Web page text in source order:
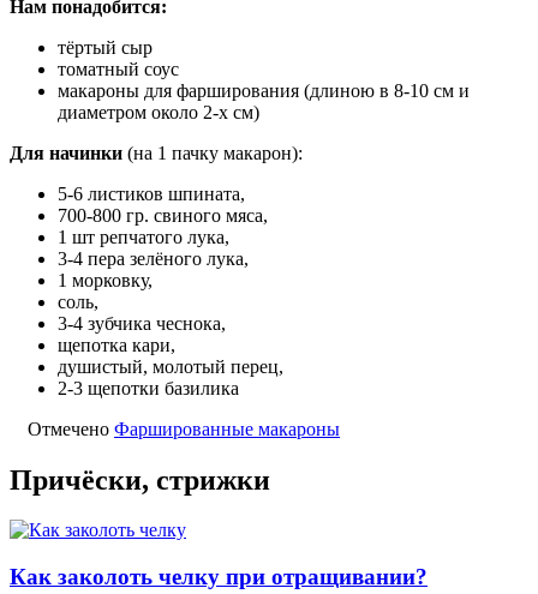
Нам понадобится:
тёртый сыр
томатный соус
макароны для фарширования (длиною в 8-10 см и
диаметром около 2-х см)
Для начинки (на 1 пачку макарон):
5-6 листиков шпината,
700-800 гр. свиного мяса,
1 шт репчатого лука,
3-4 пера зелёного лука,
1 морковку,
соль,
3-4 зубчика чеснока,
щепотка кари,
душистый, молотый перец,
2-3 щепотки базилика
Отмечено Фаршированные макароны
Причёски, стрижки
Как заколоть челку при отращивании?